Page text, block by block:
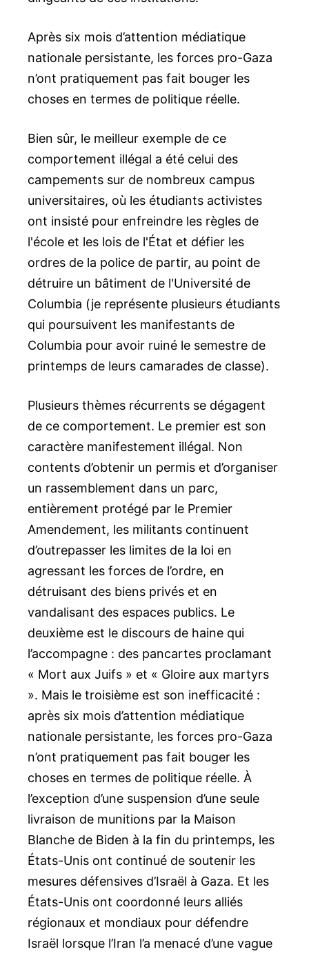
Après six mois d’attention médiatique
nationale persistante, les forces pro-Gaza
n’ont pratiquement pas fait bouger les
choses en termes de politique réelle.
Bien sûr, le meilleur exemple de ce
comportement illégal a été celui des
campements sur de nombreux campus
universitaires, où les étudiants activistes
ont insisté pour enfreindre les règles de
l'école et les lois de l'État et défier les
ordres de la police de partir, au point de
détruire un bâtiment de l'Université de
Columbia (je représente plusieurs étudiants
qui poursuivent les manifestants de
Columbia pour avoir ruiné le semestre de
printemps de leurs camarades de classe).
Plusieurs thèmes récurrents se dégagent
de ce comportement. Le premier est son
caractère manifestement illégal. Non
contents d’obtenir un permis et d’organiser
un rassemblement dans un parc,
entièrement protégé par le Premier
Amendement, les militants continuent
d’outrepasser les limites de la loi en
agressant les forces de l’ordre, en
détruisant des biens privés et en
vandalisant des espaces publics. Le
deuxième est le discours de haine qui
l’accompagne : des pancartes proclamant
« Mort aux Juifs » et « Gloire aux martyrs
». Mais le troisième est son inefficacité :
après six mois d’attention médiatique
nationale persistante, les forces pro-Gaza
n’ont pratiquement pas fait bouger les
choses en termes de politique réelle. À
l’exception d’une suspension d’une seule
livraison de munitions par la Maison
Blanche de Biden à la fin du printemps, les
États-Unis ont continué de soutenir les
mesures défensives d’Israël à Gaza. Et les
États-Unis ont coordonné leurs alliés
régionaux et mondiaux pour défendre
Israël lorsque l’Iran l’a menacé d’une vague